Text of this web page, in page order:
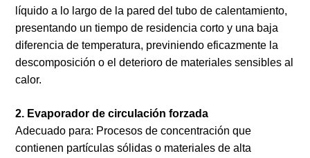
líquido a lo largo de la pared del tubo de calentamiento,
presentando un tiempo de residencia corto y una baja
diferencia de temperatura, previniendo eficazmente la
descomposición o el deterioro de materiales sensibles al
calor.
2. Evaporador de circulación forzada
Adecuado para: Procesos de concentración que
contienen partículas sólidas o materiales de alta